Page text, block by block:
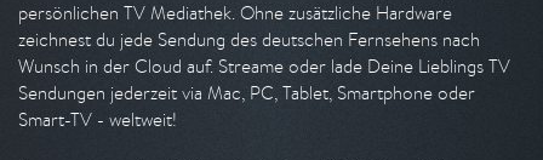
persönlichen TV Mediathek. Ohne zusätzliche Hardware
zeichnest du jede Sendung des deutschen Fernsehens nach
Wunsch in der Cloud auf. Streame oder lade Deine Lieblings TV
Sendungen jederzeit via Mac, PC, Tablet, Smartphone oder
Smart-TV - weltweit!